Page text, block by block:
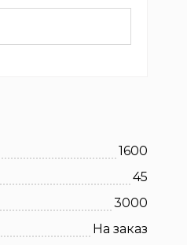
1600
45
3000
На заказ